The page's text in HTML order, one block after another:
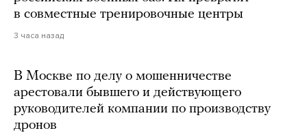
в совместные тренировочные центры
3 часа назад
В Москве по делу о мошенничестве
арестовали бывшего и действующего
руководителей компании по производству
дронов